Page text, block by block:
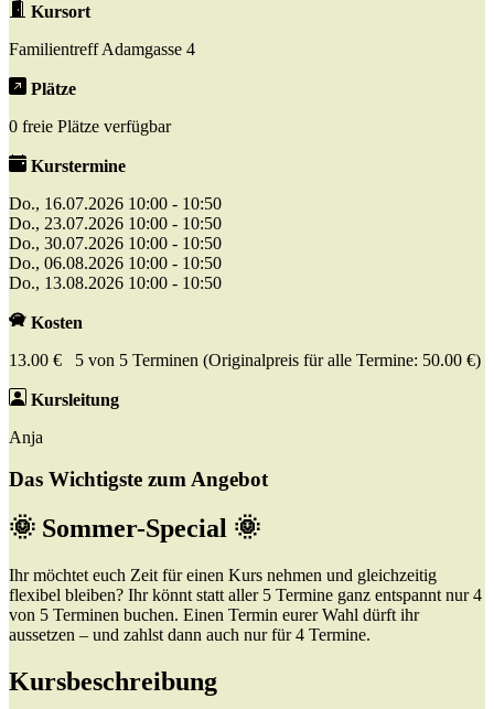
Kursort
Familientreff Adamgasse 4
Plätze
0 freie Plätze verfügbar
Kurstermine
Do., 16.07.2026 10:00 - 10:50
Do., 23.07.2026 10:00 - 10:50
Do., 30.07.2026 10:00 - 10:50
Do., 06.08.2026 10:00 - 10:50
Do., 13.08.2026 10:00 - 10:50
Kosten
13.00 € 5 von 5 Terminen (Originalpreis für alle Termine: 50.00 €)
Kursleitung
Anja
Das Wichtigste zum Angebot
🌞 Sommer-Special 🌞
Ihr möchtet euch Zeit für einen Kurs nehmen und gleichzeitig
flexibel bleiben? Ihr könnt statt aller 5 Termine ganz entspannt nur 4
von 5 Terminen buchen. Einen Termin eurer Wahl dürft ihr
aussetzen – und zahlst dann auch nur für 4 Termine.
Kursbeschreibung